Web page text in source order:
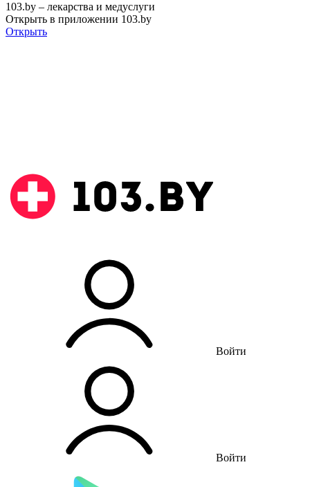
103.by – лекарства и медуслуги
Открыть в приложении 103.by
Открыть
Войти
Войти